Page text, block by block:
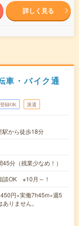
詳しく見る
車・バイク通
録OK 派遣
駅から徒歩18分
分（残業少なめ！）
談OK ※10月～！
円×実働7h45m×週5
りません。